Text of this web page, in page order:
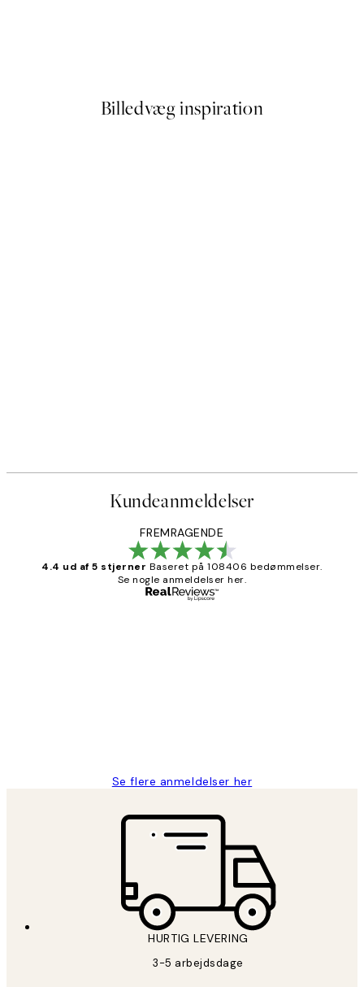
Billedvæg inspiration
Kundeanmeldelser
FREMRAGENDE
4.4 ud af 5 stjerner Baseret på 108406 bedømmelser.
Se nogle anmeldelser her.
Se flere anmeldelser her
HURTIG LEVERING
3-5 arbejdsdage